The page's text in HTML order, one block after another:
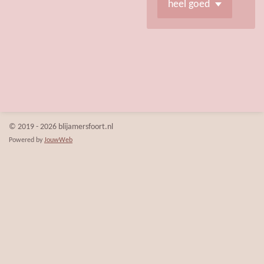
© 2019 - 2026 blijamersfoort.nl
Powered by JouwWeb